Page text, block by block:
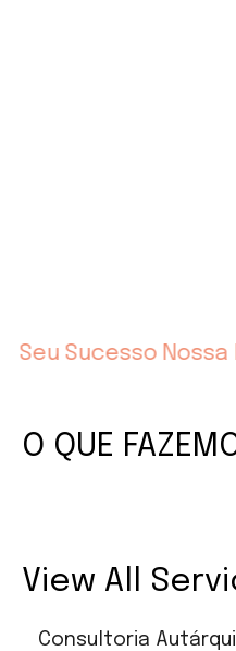
Seu Sucesso Nossa
O QUE
View All
Consultoria